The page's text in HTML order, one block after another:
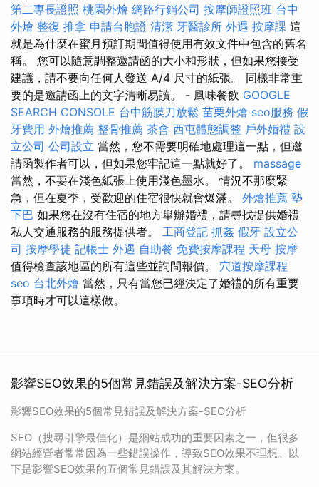
第二專長證照 桃園外燴 網路行銷公司 按摩師證照班 台中
外燴 整復 推拿 申請台胞證 清潔 牙醫診所 外遇 按摩課 這
就是為什麼在蜜月預訂期間值得使用有效文件中包含的舊名
稱。 您可以隨意調整邀請函的大小和形狀，但如果您接受
建議，請不要向任何人發送 A/4 尺寸的紙張。 同樣非常重
要的是邀請函上的文字清晰易讀。 - 風味餐飲 GOOGLE
SEARCH CONSOLE 台中筋膜刀放鬆 苗栗外燴 seo服務 假
牙費用 外燴推薦 整骨推薦 茶會 西屯體態調整 戶外婚禮 設
立公司 公司設立 當然，您不需要明確地處理這一點，但邀
請函製作者可以，但如果您牢記這一點就好了。 massage
當然，不要在淺色紙張上使用淺色墨水。 情況不那麼緊
急，但在夏季，受歡迎的住宿很快就會爆滿。 外燴推薦 墊
下巴 如果您在沒有住宿的地方舉辦婚禮，請尋找提供婚禮
私人交通服務的服務提供者。 工商登記 抓姦 假牙 設立公
司 按摩學徒 記帳士 外遇 自助餐 免費按摩課程 天母 按摩
值得檢查該地區的所有這些並詢問報價。 穴道按摩課程
seo 台北外燴 當然，只有當您已經決定了婚禮的所有重要
事項時才可以這樣做。
影響SEO效果的5個常見錯誤及解決方案-SEO分析
影響SEO效果的5個常見錯誤及解決方案-SEO分析
SEO（搜尋引擎最佳化）是網站成功的重要因素之一，但很多
網站經營者常常因為一些錯誤操作，導致SEO效果不理想。以
下是影響SEO效果的五個常見錯誤及其解決方案。